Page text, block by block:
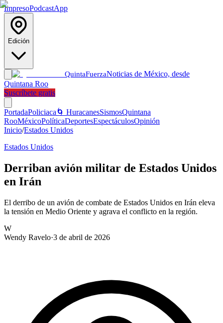
ImpresoPodcastApp
Edición
QuintaFuerzaNoticias de México, desde
Quintana Roo
Suscríbete gratis
PortadaPoliciaca 🌀 HuracanesSismosQuintana
RooMéxicoPolíticaDeportesEspectáculosOpinión
Inicio/Estados Unidos
Estados Unidos
Derriban avión militar de Estados Unidos
en Irán
El derribo de un avión de combate de Estados Unidos en Irán eleva
la tensión en Medio Oriente y agrava el conflicto en la región.
W
Wendy Ravelo·3 de abril de 2026